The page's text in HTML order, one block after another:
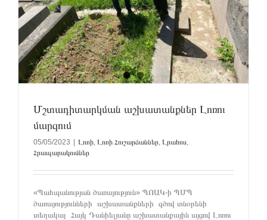
Մշտադիտարկման աշխատանքներ Լոռու
մարզում
05/05/2023 Լոռի, Լոռի Հուշարձաններ, Լրահոս,
Հրապարակումներ
«Պահպանության ծառայություն» ՊՈԱԿ-ի ՊՄՊ
ծառայությունների աշխատանքների գծով տնօրենի
տեղակալ Հայկ Դանիելյանը աշխատանքային այցով Լոռու